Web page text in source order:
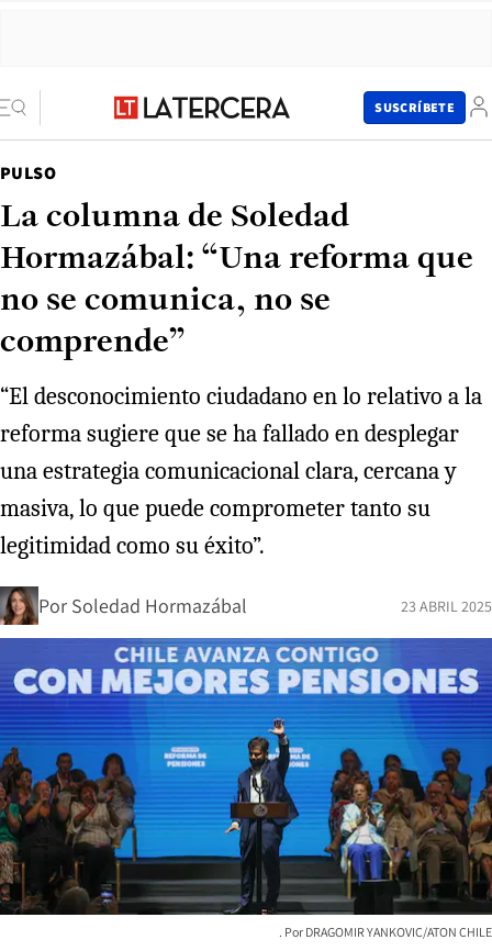
SUSCRÍBETE
PULSO
La columna de Soledad
Hormazábal: “Una reforma que
no se comunica, no se
comprende”
“El desconocimiento ciudadano en lo relativo a la
reforma sugiere que se ha fallado en desplegar
una estrategia comunicacional clara, cercana y
masiva, lo que puede comprometer tanto su
legitimidad como su éxito”.
Por Soledad Hormazábal 23 ABRIL 2025
DRAGOMIR YANKOVIC/ATON CHILE